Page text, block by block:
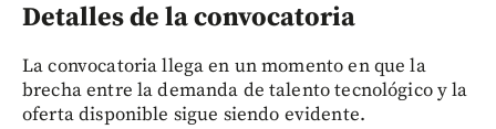
Detalles de la convocatoria
La convocatoria llega en un momento en que la
brecha entre la demanda de talento tecnológico y la
oferta disponible sigue siendo evidente.